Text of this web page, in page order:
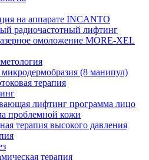
на аппарате INCANTO
радиочастотный лифтинг
омоложение MORE-XEL
(8 манипул)
терапия
лифтинг программа лицо
проблемной кожи
терапия высокого давления
терапия